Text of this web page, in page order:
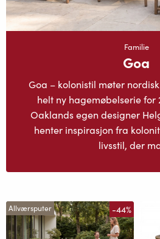
Familie
Goa
Goa – kolonistil møter
helt ny hagemøbelserie for
Oaklands egen designer
henter inspirasjon fra
livsstil, der
Allværsputer -44%